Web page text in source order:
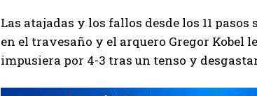
Las atajadas y los fallos desde los 11
en el travesaño y el arquero Gregor Kobel
impusiera por 4-3 tras un tenso y